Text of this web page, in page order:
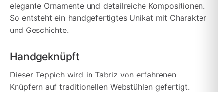
elegante Ornamente und detailreiche Kompositionen.
So entsteht ein handgefertigtes Unikat mit Charakter
und Geschichte.
Handgeknüpft
Dieser Teppich wird in Tabriz von erfahrenen
Knüpfern auf traditionellen Webstühlen gefertigt.